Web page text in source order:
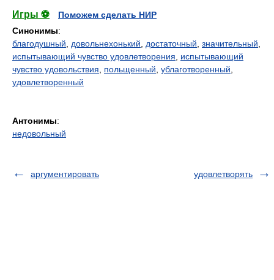
Игры ⚽
Поможем сделать НИР
Синонимы:
благодушный
довольнехонький достаточный значительный
испытывающий чувство удовлетворения
испытывающий
чувство удовольствия
польщенный ублаготворенный
удовлетворенный
Антонимы:
недовольный
аргументировать удовлетворять